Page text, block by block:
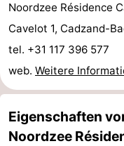
Rundfahrten
-
Spielplätze
Indoor-
Spielplätze
-
Bowling
-
Noordzee Résidence
Cavelot 1, Cadzand-
tel. +31 117 396 577
web. Weitere
Eigenschaften
Noordzee